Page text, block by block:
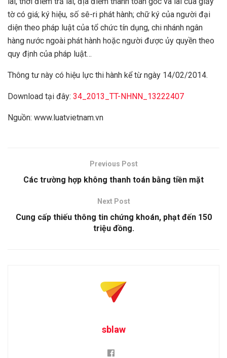
tờ có giá; ký hiệu, số sê-ri phát hành; chữ ký của người đại
diện theo pháp luật của tổ chức tín dụng, chi nhánh ngân
hàng nước ngoài phát hành hoặc người được ủy quyền theo
quy định của pháp luật…
Thông tư này có hiệu lực thi hành kể từ ngày 14/02/2014.
Download tại đây: 34_2013_TT-NHNN_13222407
Nguồn: www.luatvietnam.vn
Previous Post
Các trường hợp không thanh toán bằng tiền mặt
Next Post
Cung cấp thiếu thông tin chứng khoán, phạt đến 150
triệu đồng.
sblaw